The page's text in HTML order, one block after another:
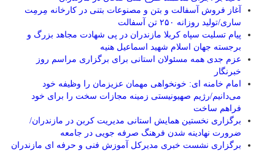
آغاز فروش آسفالت و بتن و مصنوعات بتنی در کارخانه مِرمِت
ساری/تولید روزانه ۲۵۰ تن آسفالت
پیام تسلیت سپاه کربلا مازندران در پی شهادت مجاهد بزرگ و
برجسته جهان اسلام شهید اسماعیل هنیه
عزم جدی همه مسئولان استانی برای برگزاری مراسم روز
خبرنگار
امام خامنه ای: خونخواهی مهمان عزیزمان را وظیفه خود
می‌دانیم/رژیم صهیونیستی زمینه مجازات سخت را برای خود
فراهم ساخت
برگزاری نخستین همایش استانی مدیریت کربن در مازندران/
ضرورت نهادینه شدن فرهنگ صرفه جویی در جامعه
برگزاری نشست خبری مدیرکل آموزش فنی و حرفه ای مازندران